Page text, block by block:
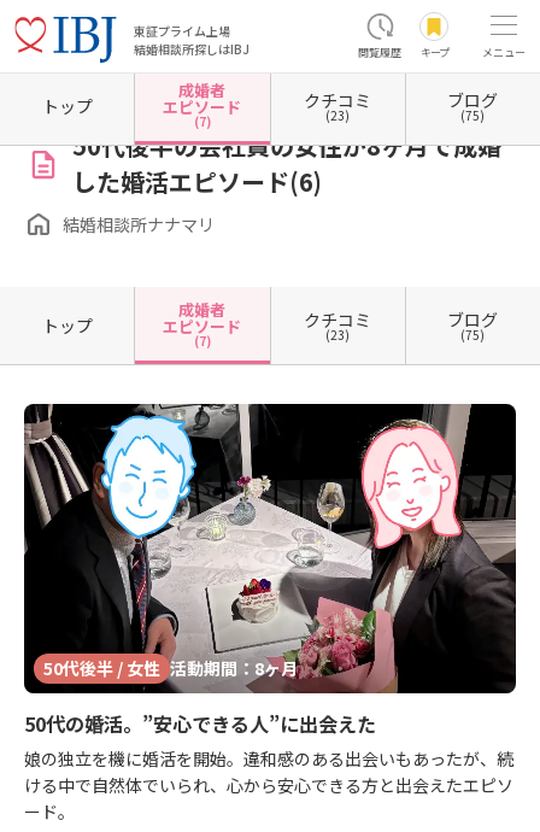
東証プライム上場
結婚相談所探しはIBJ
閲覧履歴 キープ メニュー
ホーム 東京都の結婚相談所 東京都港区 結婚相談所ナナマリ 成婚者エピソード一覧
50代後半の会社員の女性が8ヶ月で成婚
した婚活エピソード(6)
結婚相談所ナナマリ
トップ
成婚者
エピソード
(7)
クチコミ
(23)
ブログ
(75)
トップ
成婚者
エピソード
(7)
クチコミ
(23)
ブログ
(75)
50代後半 / 女性 活動期間：8ヶ月
50代の婚活。”安心できる人”に出会えた
娘の独立を機に婚活を開始。違和感のある出会いもあったが、続
ける中で自然体でいられ、心から安心できる方と出会えたエピソ
ード。